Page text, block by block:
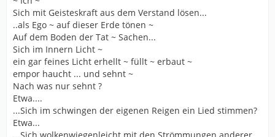
Sich mit Geisteskraft aus dem Verstand lösen...
..als Ego ~ auf dieser Erde tönen ~
Auf dem Boden der Tat ~ Sachen...
Sich im Innern Licht ~
ein gar feines Licht erhellt ~ füllt ~ erbaut ~
empor haucht ... und sehnt ~
Nach was nur sehnt ?
Etwa....
...Sich im schwingen der eigenen Reigen ein Lied stimmen?
Etwa...